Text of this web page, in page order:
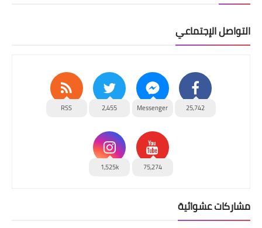
التواصل الإجتماعي
25,742
Messenger
2,455
RSS
75,274
1,525k
مشاركات عشوائية